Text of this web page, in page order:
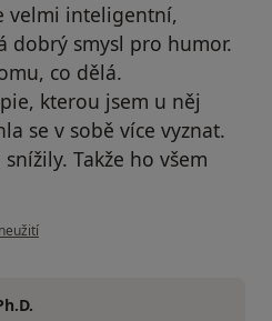
velmi inteligentní,
dobrý smysl pro humor.
co dělá.
kterou jsem u něj
se v sobě více vyznat.
Takže ho všem
uživatele Váš účet byl odstraněn